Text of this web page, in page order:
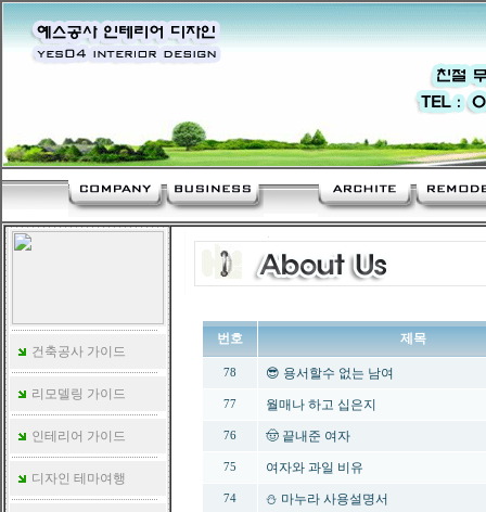
건축공사 가이드
리모델링 가이드
인테리어 가이드
디자인 테마여행
번호 제목
78 😎 용서할수 없는 남여
77 월매나 하고 십은지
76 🤠 끝내준 여자
75 여자와 과일 비유
74 ⛄ 마누라 사용설명서